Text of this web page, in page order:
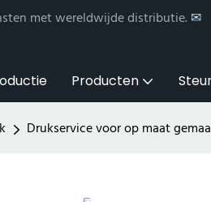
met wereldwijde distributie. ✉
Producten
Drukservice voor op maat